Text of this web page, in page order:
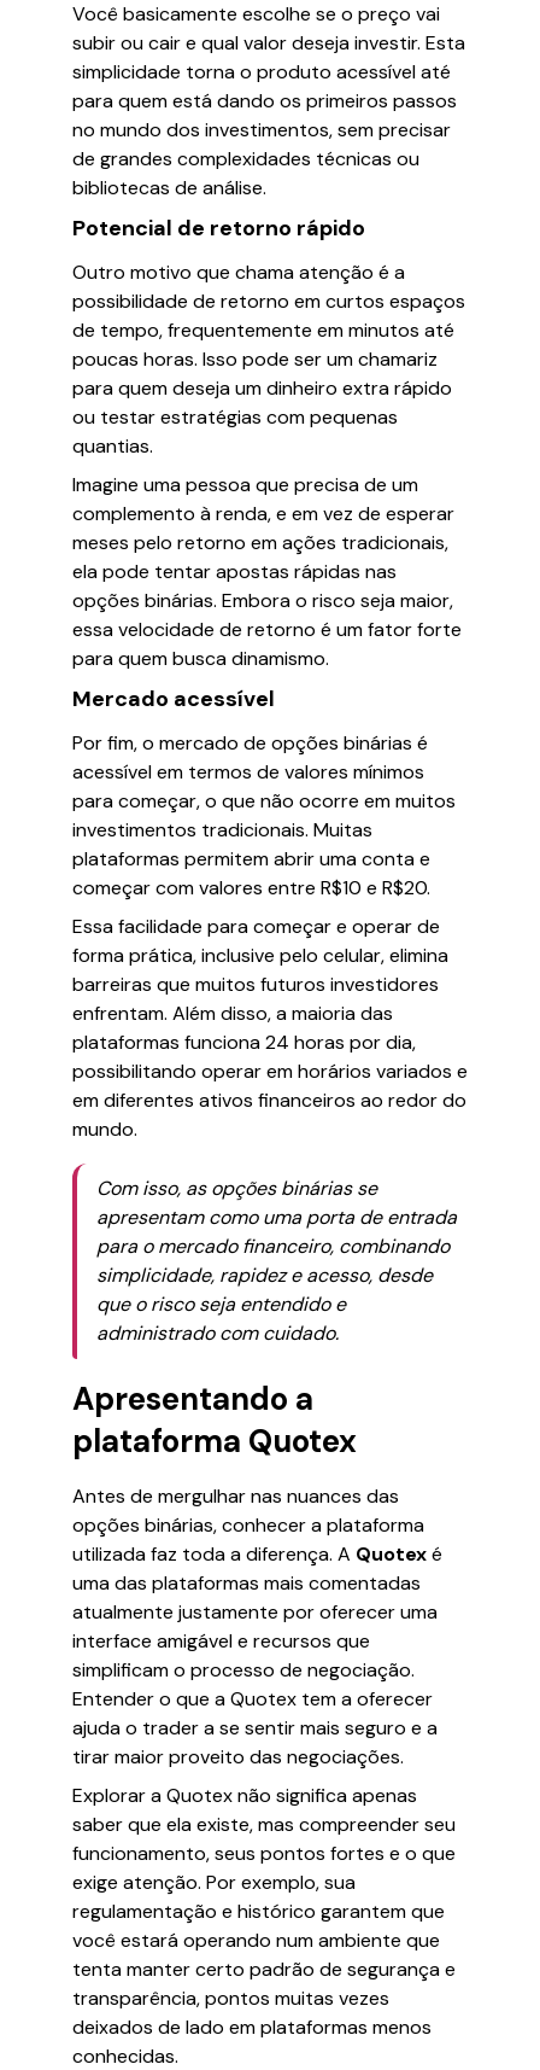
Você basicamente escolhe se o preço vai
subir ou cair e qual valor deseja investir. Esta
simplicidade torna o produto acessível até
para quem está dando os primeiros passos
no mundo dos investimentos, sem precisar
de grandes complexidades técnicas ou
bibliotecas de análise.
Potencial de retorno rápido
Outro motivo que chama atenção é a
possibilidade de retorno em curtos espaços
de tempo, frequentemente em minutos até
poucas horas. Isso pode ser um chamariz
para quem deseja um dinheiro extra rápido
ou testar estratégias com pequenas
quantias.
Imagine uma pessoa que precisa de um
complemento à renda, e em vez de esperar
meses pelo retorno em ações tradicionais,
ela pode tentar apostas rápidas nas
opções binárias. Embora o risco seja maior,
essa velocidade de retorno é um fator forte
para quem busca dinamismo.
Mercado acessível
Por fim, o mercado de opções binárias é
acessível em termos de valores mínimos
para começar, o que não ocorre em muitos
investimentos tradicionais. Muitas
plataformas permitem abrir uma conta e
começar com valores entre R$10 e R$20.
Essa facilidade para começar e operar de
forma prática, inclusive pelo celular, elimina
barreiras que muitos futuros investidores
enfrentam. Além disso, a maioria das
plataformas funciona 24 horas por dia,
possibilitando operar em horários variados e
em diferentes ativos financeiros ao redor do
mundo.
Com isso, as opções binárias se
apresentam como uma porta de entrada
para o mercado financeiro, combinando
simplicidade, rapidez e acesso, desde
que o risco seja entendido e
administrado com cuidado.
Apresentando a
plataforma Quotex
Antes de mergulhar nas nuances das
opções binárias, conhecer a plataforma
utilizada faz toda a diferença. A Quotexé
uma das plataformas mais comentadas
atualmente justamente por oferecer uma
interface amigável e recursos que
simplificam o processo de negociação.
Entender o que a Quotex tem a oferecer
ajuda o trader a se sentir mais seguro e a
tirar maior proveito das negociações.
Explorar a Quotex não significa apenas
saber que ela existe, mas compreender seu
funcionamento, seus pontos fortes e o que
exige atenção. Por exemplo, sua
regulamentação e histórico garantem que
você estará operando num ambiente que
tenta manter certo padrão de segurança e
transparência, pontos muitas vezes
deixados de lado em plataformas menos
conhecidas.